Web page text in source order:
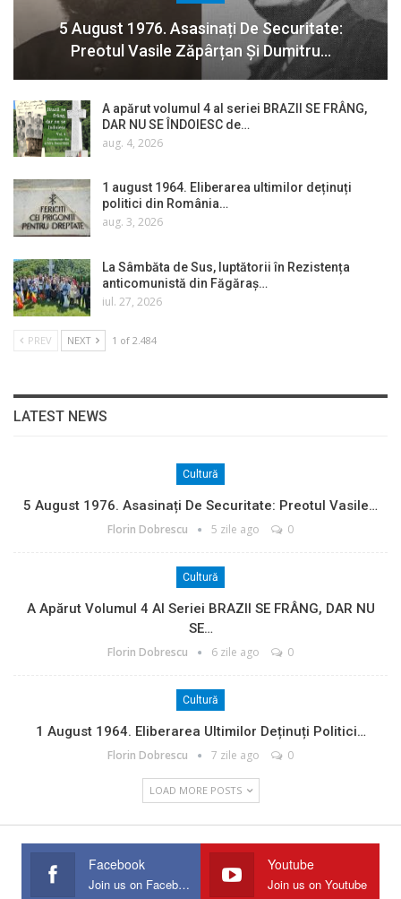
5 August 1976. Asasinați De Securitate:
Preotul Vasile Zăpârțan Și Dumitru…
A apărut volumul 4 al seriei BRAZII SE FRÂNG,
DAR NU SE ÎNDOIESC de…
aug. 4, 2026
1 august 1964. Eliberarea ultimilor deținuți
politici din România…
aug. 3, 2026
La Sâmbăta de Sus, luptătorii în Rezistența
anticomunistă din Făgăraș…
iul. 27, 2026
PREV NEXT 1 of 2.484
LATEST NEWS
Cultură
5 August 1976. Asasinați De Securitate: Preotul Vasile…
Florin Dobrescu 5 zile ago 0
Cultură
A Apărut Volumul 4 Al Seriei BRAZII SE FRÂNG, DAR NU
SE…
Florin Dobrescu 6 zile ago 0
Cultură
1 August 1964. Eliberarea Ultimilor Deținuți Politici…
Florin Dobrescu 7 zile ago 0
LOAD MORE POSTS
Facebook
Join us on Facebook
Youtube
Join us on Youtube